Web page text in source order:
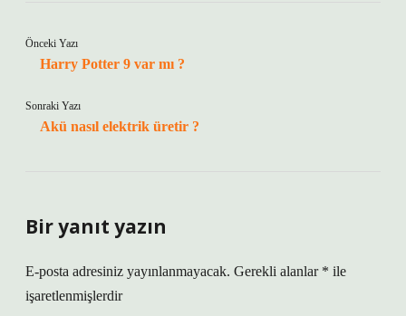
Önceki Yazı
Harry Potter 9 var mı ?
Sonraki Yazı
Akü nasıl elektrik üretir ?
Bir yanıt yazın
E-posta adresiniz yayınlanmayacak. Gerekli alanlar * ile
işaretlenmişlerdir